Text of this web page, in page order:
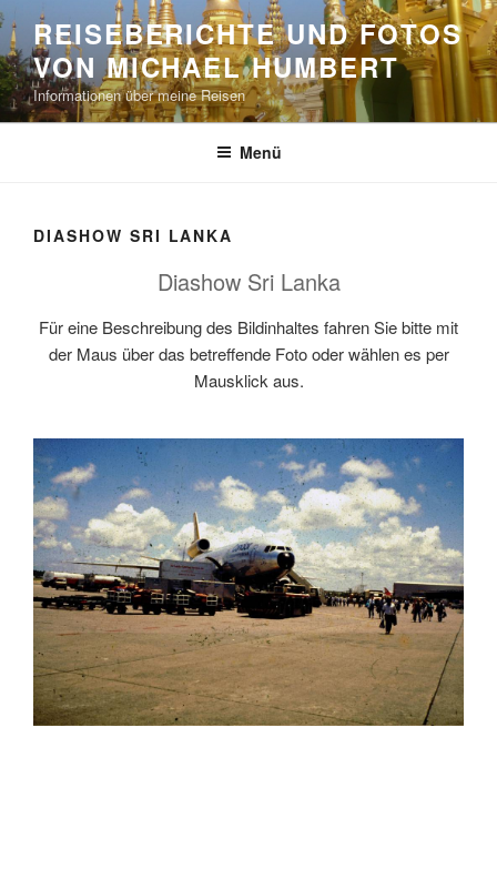
Zum
Inhalt
springen
REISEBERICHTE UND FOTOS
VON MICHAEL HUMBERT
Informationen über meine Reisen
Menü
DIASHOW SRI LANKA
Diashow Sri Lanka
Für eine Beschreibung des Bildinhaltes fahren Sie bitte mit
der Maus über das betreffende Foto oder wählen es per
Mausklick aus.